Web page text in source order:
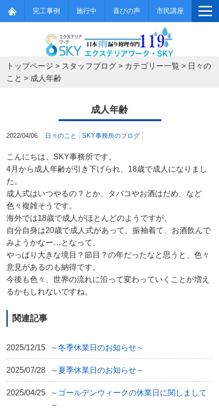
完工事例 施行中 喜びの声 市民講座
トップページ > スタッフブログ > カテゴリー一覧 > 日々の
こと > 成人年齢
成人年齢
2022/04/06 日々のこと SKY事務所のブログ
こんにちは、SKY事務所です。
4月から成人年齢が引き下げられ、18歳で成人になりまし
た。
成人式はいつやるの？とか、タバコやお酒はだめ、など
色々複雑そうです。
海外では18歳で成人がほとんどのようですが、
自分自身は20歳で成人式があって、振袖着て、お酒飲んで
みようかなー…となって、
やっぱり大きな境目？節目？の年だったなと思うと、色々
意見があるのも納得です。
今後も色々、世界の流れに沿って変わっていくことが増え
るかもしれないですね。
関連記事
2025/12/15 ～冬季休業日のお知らせ～
2025/07/28 ～夏季休業日のお知らせ～
2025/04/25
～ゴールデンウィークの休業日に関しまして
～